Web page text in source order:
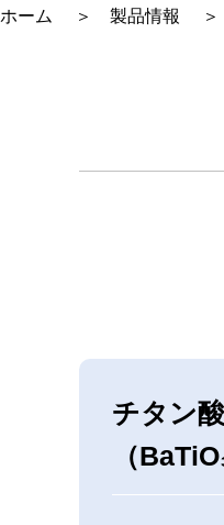
ホーム ＞ 製品情報 ＞
チタン
（